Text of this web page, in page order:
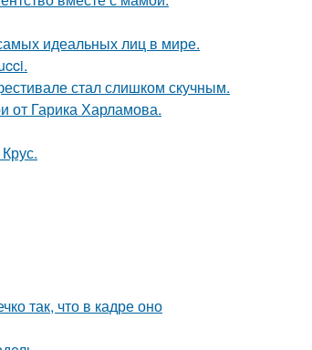
идеальных лиц в мире.
стал слишком скучным.
от Гарика Харламова.
так, что в кадре оно